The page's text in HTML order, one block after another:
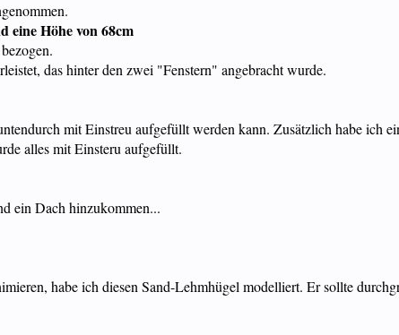
eine Höhe von 68cm
das hinter den zwei "Fenstern" angebracht wurde.
mit Einstreu aufgefüllt werden kann. Zusätzlich habe ich
alles mit Einsteru aufgefüllt.
ein Dach hinzukommen...
habe ich diesen Sand-Lehmhügel modelliert. Er sollte